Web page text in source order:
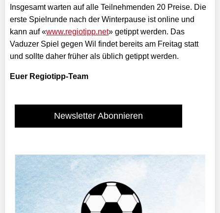
Insgesamt warten auf alle Teilnehmenden 20 Preise. Die
erste Spielrunde nach der Winterpause ist online und
kann auf «www.regiotipp.net» getippt werden. Das
Vaduzer Spiel gegen Wil findet bereits am Freitag statt
und sollte daher früher als üblich getippt werden.
Euer Regiotipp-Team
Newsletter Abonnieren